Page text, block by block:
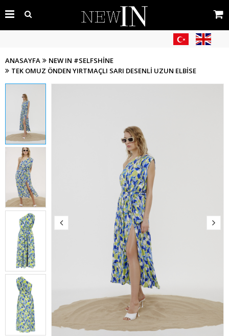
ANASAYFA
NEW IN #SELFSHINE
TEK OMUZ ÖNDEN YIRTMAÇLI SARI DESENLI UZUN ELBISE